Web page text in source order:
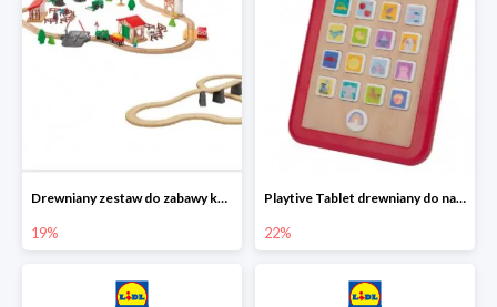
Drewniany zestaw do zabawy kolejką - farma i wiadukt
19%
Playtive Tablet drewniany do nauki, interaktywny
22%